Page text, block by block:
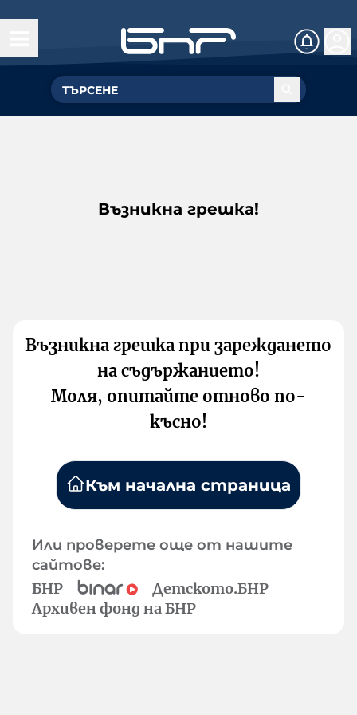
Възникна грешка!
Възникна грешка при зареждането
на съдържанието!
Моля, опитайте отново по-
късно!
Към начална страница
Или проверете още от нашите
сайтове:
БНР
Детското.БНР
Архивен фонд на БНР